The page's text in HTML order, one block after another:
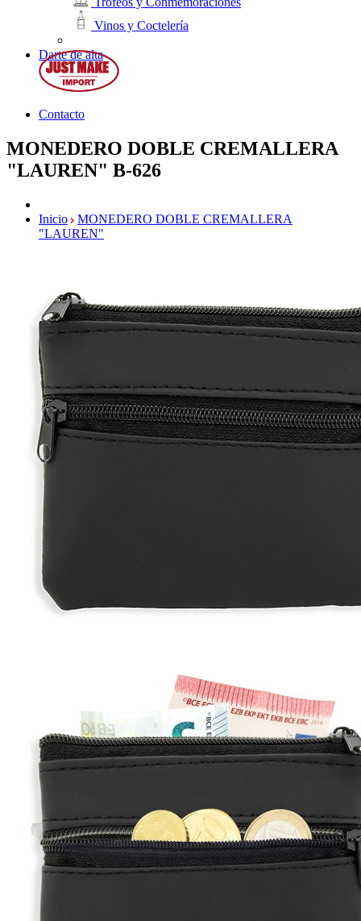
Vinos y Coctelería
Darte de alta
Contacto
MONEDERO DOBLE CREMALLERA
"LAUREN" B-626
Inicio
MONEDERO DOBLE CREMALLERA
"LAUREN"